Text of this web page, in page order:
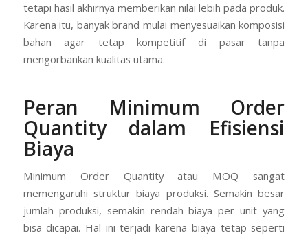
tetapi hasil akhirnya memberikan nilai lebih pada produk.
Karena itu, banyak brand mulai menyesuaikan komposisi
bahan agar tetap kompetitif di pasar tanpa
mengorbankan kualitas utama.
Peran Minimum Order
Quantity dalam Efisiensi
Biaya
Minimum Order Quantity atau MOQ sangat
memengaruhi struktur biaya produksi. Semakin besar
jumlah produksi, semakin rendah biaya per unit yang
bisa dicapai. Hal ini terjadi karena biaya tetap seperti